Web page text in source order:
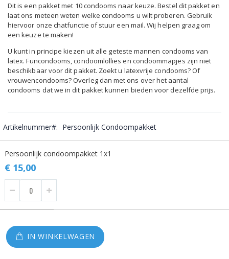
Dit is een pakket met 10 condooms naar keuze. Bestel dit pakket en
laat ons meteen weten welke condooms u wilt proberen. Gebruik
hiervoor onze chatfunctie of stuur een mail. Wij helpen graag om
een keuze te maken!
U kunt in principe kiezen uit alle geteste mannen condooms van
latex. Funcondooms, condoomlollies en condoommapjes zijn niet
beschikbaar voor dit pakket. Zoekt u latexvrije condooms? Of
vrouwencondooms? Overleg dan met ons over het aantal
condooms dat we in dit pakket kunnen bieden voor dezelfde prijs.
Artikelnummer Persoonlijk Condoompakket
productitems
Persoonlijk condoompakket 1x1
€ 15,00
IN WINKELWAGEN